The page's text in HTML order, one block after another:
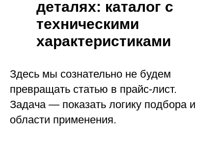
деталях: каталог с
техническими
характеристиками
Здесь мы сознательно не будем
превращать статью в прайс-лист.
Задача — показать логику подбора и
области применения.